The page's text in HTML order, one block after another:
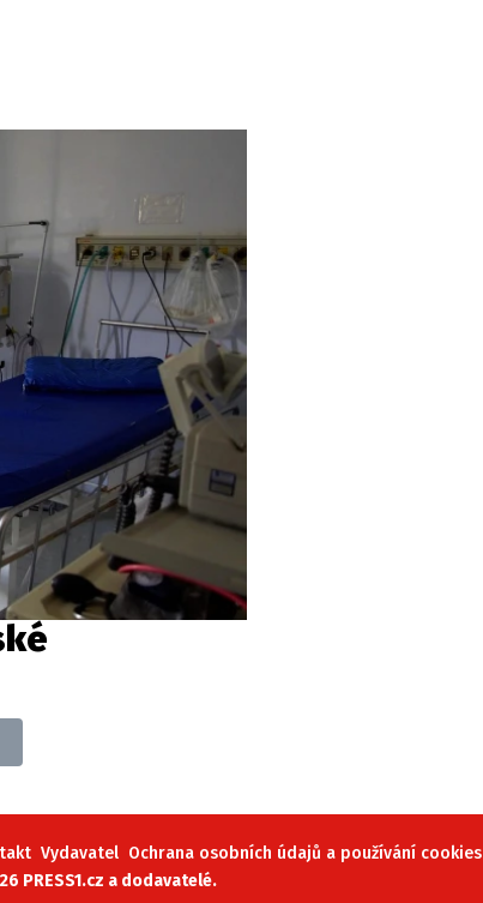
Vydavatel Ochrana osobních údajů a používání cookies
PRESS1.cz a dodavatelé.